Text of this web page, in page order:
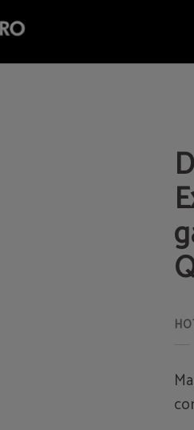
La Experiencia Gastronómica Desde